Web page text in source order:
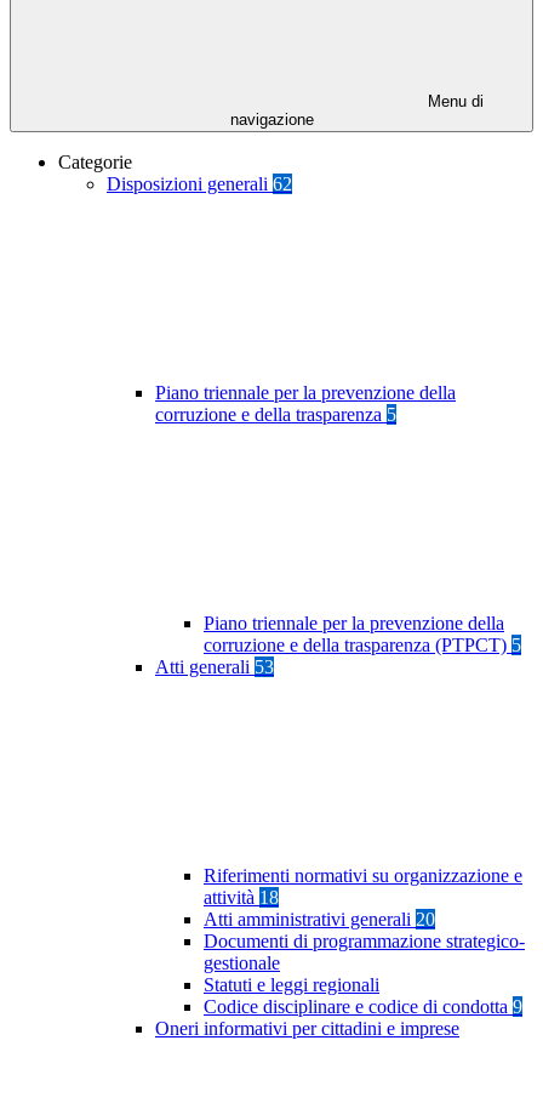
Menu di
navigazione
Categorie
Disposizioni generali 62
Piano triennale per la prevenzione della
corruzione e della trasparenza 5
Piano triennale per la prevenzione della
corruzione e della trasparenza (PTPCT) 5
Atti generali 53
Riferimenti normativi su organizzazione e
attività 18
Atti amministrativi generali 20
Documenti di programmazione strategico-
gestionale
Statuti e leggi regionali
Codice disciplinare e codice di condotta 9
Oneri informativi per cittadini e imprese